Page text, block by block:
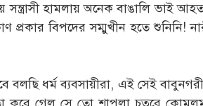
সন্ত্রাসী হামলায় অনেক বাঙালি ভাই
বিপদের সম্মুখীন হতে শুনিনি!
ধর্ম ব্যবসায়ীরা, এই সেই